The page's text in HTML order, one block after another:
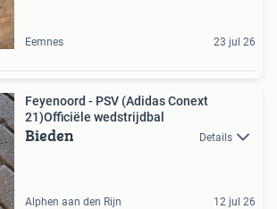
Eemnes 23 jul 26
Feyenoord - PSV (Adidas Conext
21)Officiële wedstrijdbal
Bieden Details
Alphen aan den Rijn 12 jul 26